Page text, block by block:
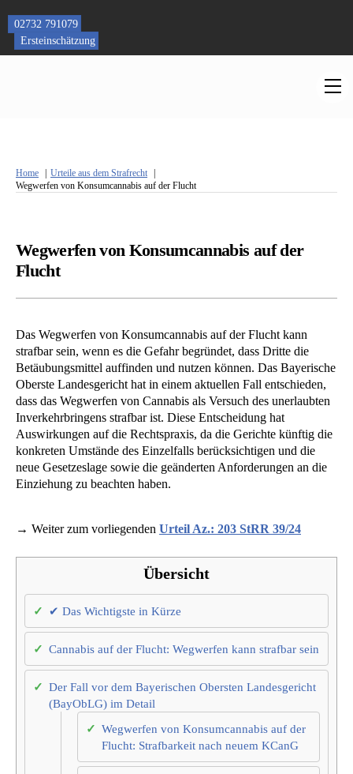
content
02732 791079
Ersteinschätzung
Home
Urteile aus dem Strafrecht
Wegwerfen von Konsumcannabis auf der Flucht
Wegwerfen von Konsumcannabis auf der
Flucht
Das Wegwerfen von Konsumcannabis auf der Flucht kann
strafbar sein, wenn es die Gefahr begründet, dass Dritte die
Betäubungsmittel auffinden und nutzen können. Das Bayerische
Oberste Landesgericht hat in einem aktuellen Fall entschieden,
dass das Wegwerfen von Cannabis als Versuch des unerlaubten
Inverkehrbringens strafbar ist. Diese Entscheidung hat
Auswirkungen auf die Rechtspraxis, da die Gerichte künftig die
konkreten Umstände des Einzelfalls berücksichtigen und die
neue Gesetzeslage sowie die geänderten Anforderungen an die
Einziehung zu beachten haben.
→ Weiter zum vorliegenden Urteil Az.: 203 StRR 39/24
Übersicht
✔ Das Wichtigste in Kürze
Cannabis auf der Flucht: Wegwerfen kann strafbar sein
Der Fall vor dem Bayerischen Obersten Landesgericht
(BayObLG) im Detail
Wegwerfen von Konsumcannabis auf der
Flucht: Strafbarkeit nach neuem KCanG